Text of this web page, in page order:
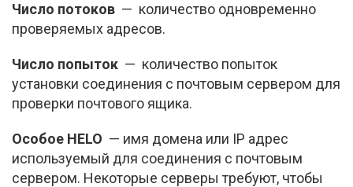
Число потоков — количество одновременно
проверяемых адресов.
Число попыток — количество попыток
установки соединения с почтовым сервером для
проверки почтового ящика.
Особое HELO — имя домена или IP адрес
используемый для соединения с почтовым
сервером. Некоторые серверы требуют, чтобы